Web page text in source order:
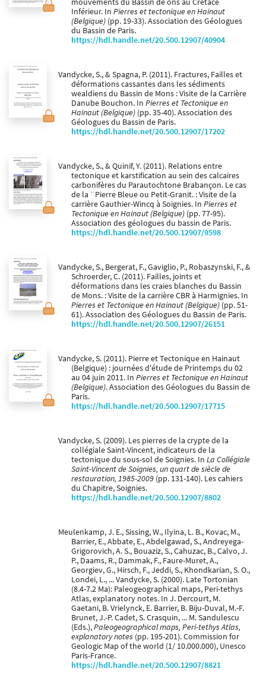
mouvements du Bassin de ons au Crétacé
Inférieur. In Pierres et tectonique en Hainaut
(Belgique) (pp. 19-33). Association des Géologues
du Bassin de Paris.
https://hdl.handle.net/20.500.12907/40904
Vandycke, S., & Spagna, P. (2011). Fractures, Failles et
déformations cassantes dans les sédiments
wealdiens du Bassin de Mons : Visite de la Carrière
Danube Bouchon. In Pierres et Tectonique en
Hainaut (Belgique) (pp. 35-40). Association des
Géologues du Bassin de Paris.
https://hdl.handle.net/20.500.12907/17202
Vandycke, S., & Quinif, Y. (2011). Relations entre
tectonique et karstification au sein des calcaires
carbonifères du Parautochtone Brabançon. Le cas
de la ¨Pierre Bleue ou Petit-Granit. : Visite de la
carrière Gauthier-Wincq à Soignies. In Pierres et
Tectonique en Hainaut (Belgique) (pp. 77-95).
Association des géologues du bassin de Paris.
https://hdl.handle.net/20.500.12907/9598
Vandycke, S., Bergerat, F., Gaviglio, P., Robaszynski, F., &
Schroerder, C. (2011). Failles, joints et
déformations dans les craies blanches du Bassin
de Mons. : Visite de la carrière CBR à Harmignies. In
Pierres et Tectonique en Hainaut (Belgique) (pp. 51-
61). Association des Géologues du Bassin de Paris.
https://hdl.handle.net/20.500.12907/26151
Vandycke, S. (2011). Pierre et Tectonique en Hainaut
(Belgique) : journées d'étude de Printemps du 02
au 04 juin 2011. In Pierres et Tectonique en Hainaut
(Belgique). Association des Géologues du Bassin de
Paris.
https://hdl.handle.net/20.500.12907/17715
Vandycke, S. (2009). Les pierres de la crypte de la
collégiale Saint-Vincent, indicateurs de la
tectonique du sous-sol de Soignies. In La Collégiale
Saint-Vincent de Soignies, un quart de siècle de
restauration, 1985-2009 (pp. 131-140). Les cahiers
du Chapitre, Soignies.
https://hdl.handle.net/20.500.12907/8802
Meulenkamp, J. E., Sissing, W., Ilyina, L. B., Kovac, M.,
Barrier, E., Abbate, E., Abdelgawad, S., Andreyega-
Grigorovich, A. S., Bouaziz, S., Cahuzac, B., Calvo, J.
P., Daams, R., Dammak, F., Faure-Muret, A.,
Georgiev, G., Hirsch, F., Jeddi, S., Khondkarian, S. O.,
Londei, L., ... Vandycke, S. (2000). Late Tortonian
(8.4-7.2 Ma): Paleogeographical maps, Peri-tethys
Atlas, explanatory notes. In J. Dercourt, M.
Gaetani, B. Vrielynck, E. Barrier, B. Biju-Duval, M.-F.
Brunet, J.-P. Cadet, S. Crasquin, ... M. Sandulescu
(Eds.),Paleogeographical maps, Peri-tethys Atlas,
explanatory notes (pp. 195-201). Commission for
Geologic Map of the world (1/ 10.000.000), Unesco
Paris-France.
https://hdl.handle.net/20.500.12907/8821